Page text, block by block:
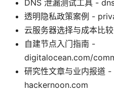
DNS 泄漏测试工具 -
透明隐私政策案例 -
云服务器选择与成本比
自建节点入门指南 -
digitalocean.com/
研究性文章与业内报道
hackernoon.com